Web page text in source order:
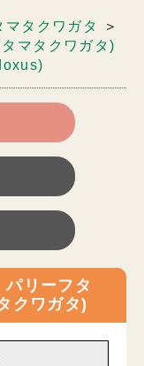
マタクワガタ
＞
マタクワガタ)
リーフタ
クワガタ)